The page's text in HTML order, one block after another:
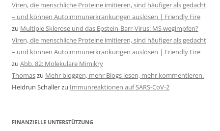
Viren, die menschliche Proteine imitieren, sind häufiger als gedacht
– und können Autoimmunerkrankungen auslösen | Friendly Fire
zu Multiple Sklerose und das Epstein-Barr-Virus: MS wegimpfen?
Viren, die menschliche Proteine imitieren, sind häufiger als gedacht
– und können Autoimmunerkrankungen auslösen | Friendly Fire
zu Abb. 82: Molekulare Mimikry
Thomaszu Mehr bloggen, mehr Blogs lesen, mehr kommentieren.
Heidrun Schallerzu Immunreaktionen auf SARS-CoV-2
FINANZIELLE UNTERSTÜTZUNG